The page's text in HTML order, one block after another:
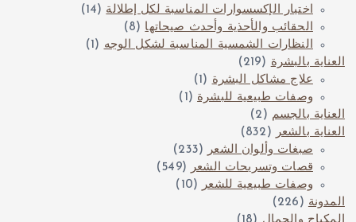
اختيار الإكسسوارات المناسبة لكل إطلالة(14)
الحقائب والأحذية وأحدث صيحاتها(8)
النظارات الشمسية المناسبة لشكل الوجه(1)
العناية بالبشرة(219)
علاج مشاكل البشرة(1)
وصفات طبيعية للبشرة(1)
العناية بالجسم(2)
العناية بالشعر(832)
صبغات وألوان الشعر(233)
قصات وتسريحات الشعر(549)
وصفات طبيعية للشعر(10)
المدونة(226)